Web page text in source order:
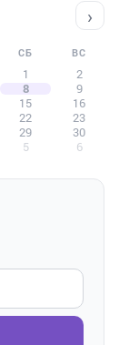
›
СБ ВС
1
2
8
9
15
16
22
23
29
30
5 6